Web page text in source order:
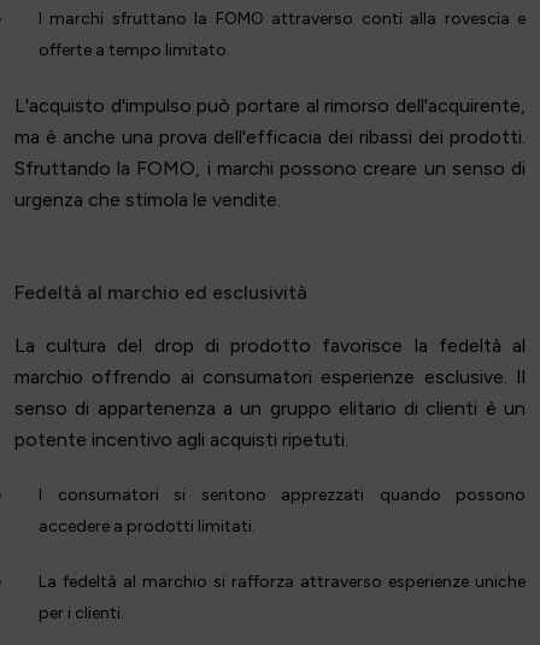
I marchi sfruttano la FOMO attraverso conti alla rovescia e
offerte a tempo limitato.
L'acquisto d'impulso può portare al rimorso dell'acquirente,
ma è anche una prova dell'efficacia dei ribassi dei prodotti.
Sfruttando la FOMO, i marchi possono creare un senso di
urgenza che stimola le vendite.
Fedeltà al marchio ed esclusività
La cultura del drop di prodotto favorisce la fedeltà al
marchio offrendo ai consumatori esperienze esclusive. Il
senso di appartenenza a un gruppo elitario di clienti è un
potente incentivo agli acquisti ripetuti.
I consumatori si sentono apprezzati quando possono
accedere a prodotti limitati.
La fedeltà al marchio si rafforza attraverso esperienze uniche
per i clienti.